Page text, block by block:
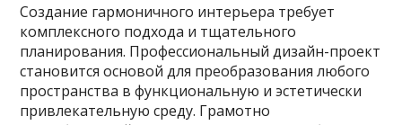
Создание гармоничного интерьера требует
комплексного подхода и тщательного
планирования. Профессиональный дизайн-проект
становится основой для преобразования любого
пространства в функциональную и эстетически
привлекательную среду. Грамотно